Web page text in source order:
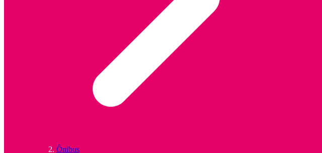
Ônibus